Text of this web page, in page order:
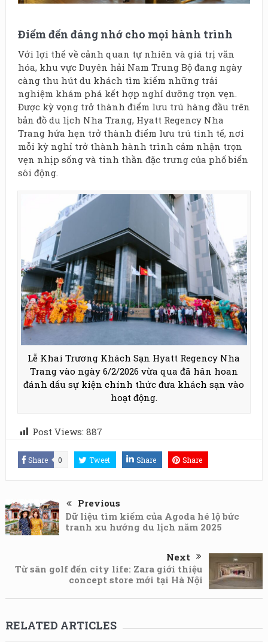
Điểm đến đáng nhớ cho mọi hành trình
Với lợi thế về cảnh quan tự nhiên và giá trị văn
hóa, khu vực Duyên hải Nam Trung Bộ đang ngày
càng thu hút du khách tìm kiếm những trải
nghiệm khám phá kết hợp nghỉ dưỡng trọn vẹn.
Được kỳ vọng trở thành điểm lưu trú hàng đầu trên
bản đồ du lịch Nha Trang, Hyatt Regency Nha
Trang hứa hẹn trở thành điểm lưu trú tinh tế, nơi
mỗi kỳ nghỉ trở thành hành trình cảm nhận trọn
vẹn nhịp sống và tinh thần đặc trưng của phố biển
sôi động.
Lễ Khai Trương Khách Sạn Hyatt Regency Nha
Trang vào ngày 6/2/2026 vừa qua đã hân hoan
đánh dấu sự kiện chính thức đưa khách sạn vào
hoạt động.
Post Views: 887
Share 0 Tweet Share Share
Previous
Dữ liệu tìm kiếm của Agoda hé lộ bức
tranh xu hướng du lịch năm 2025
Next
Từ sân golf đến city life: Zara giới thiệu
concept store mới tại Hà Nội
RELATED ARTICLES